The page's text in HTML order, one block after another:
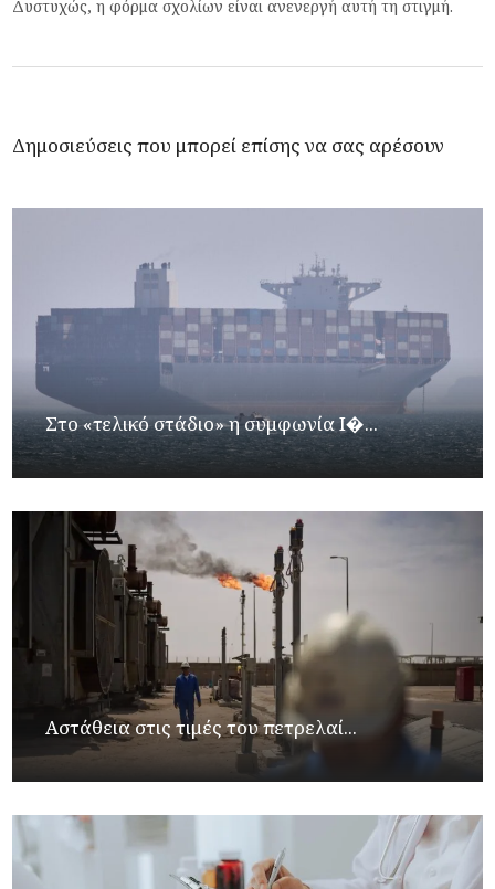
Δυστυχώς, η φόρμα σχολίων είναι ανενεργή αυτή τη στιγμή.
Δημοσιεύσεις που μπορεί επίσης να σας αρέσουν
Στο «τελικό στάδιο» η συμφωνία Ι�...
Αστάθεια στις τιμές του πετρελαί...